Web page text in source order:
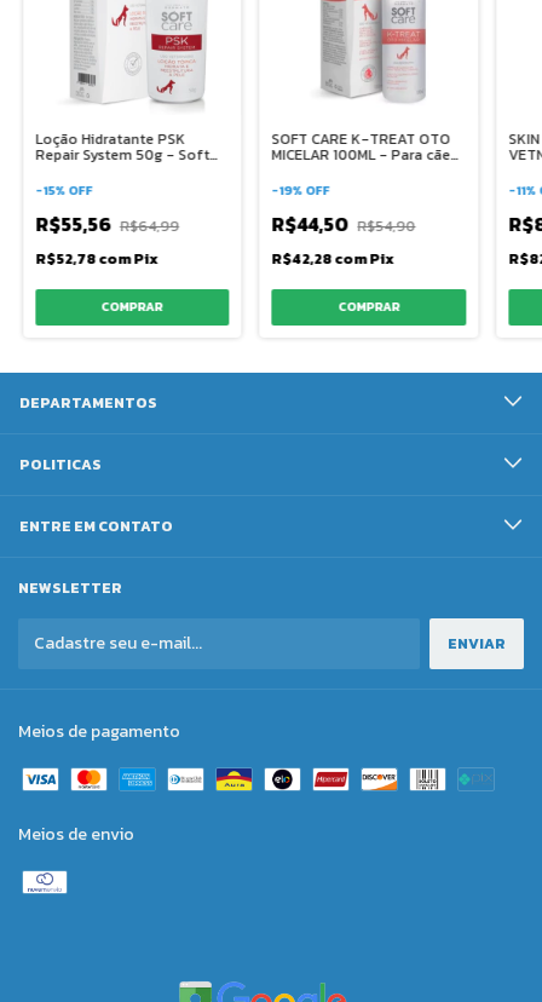
Loção Hidratante PSK
Repair System 50g - Soft
-15% OFF
R$55,56 R$64,99
R$52,78comPix
SOFT CARE K-TREAT OTO
MICELAR 100ML - Para cães
-19% OFF
R$44,50 R$54,90
R$42,28comPix
-11%
DEPARTAMENTOS
POLITICAS
ENTRE EM CONTATO
NEWSLETTER
Meios de pagamento
Meios de envio